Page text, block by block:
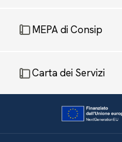
MEPA di Consip
Carta dei Servizi